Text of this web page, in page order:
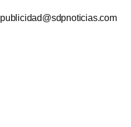
publicidad@sdpnoticias.com